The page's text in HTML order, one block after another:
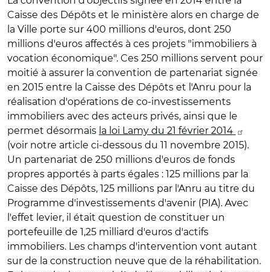
Caisse des Dépôts et le ministère alors en charge de
la Ville porte sur 400 millions d'euros, dont 250
millions d'euros affectés à ces projets "immobiliers à
vocation économique". Ces 250 millions servent pour
moitié à assurer la convention de partenariat signée
en 2015 entre la Caisse des Dépôts et l'Anru pour la
réalisation d'opérations de co-investissements
immobiliers avec des acteurs privés, ainsi que le
permet désormais la loi Lamy du 21 février 2014
(voir notre article ci-dessous du 11 novembre 2015).
Un partenariat de 250 millions d'euros de fonds
propres apportés à parts égales : 125 millions par la
Caisse des Dépôts, 125 millions par l'Anru au titre du
Programme d'investissements d'avenir (PIA). Avec
l'effet levier, il était question de constituer un
portefeuille de 1,25 milliard d'euros d'actifs
immobiliers. Les champs d'intervention vont autant
sur de la construction neuve que de la réhabilitation.